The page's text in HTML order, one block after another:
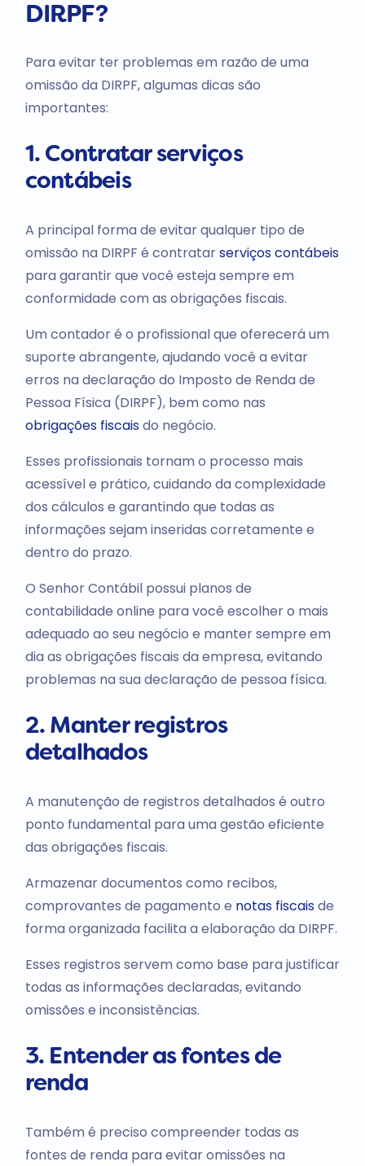
DIRPF?
Para evitar ter problemas em razão de uma
omissão da DIRPF, algumas dicas são
importantes:
1. Contratar serviços
contábeis
A principal forma de evitar qualquer tipo de
omissão na DIRPF é contratarserviços contábeis
para garantir que você esteja sempre em
conformidade com as obrigações fiscais.
Um contador é o profissional que oferecerá um
suporte abrangente, ajudando você a evitar
erros na declaração do Imposto de Renda de
Pessoa Física (DIRPF), bem como nas
obrigações fiscaisdo negócio.
Esses profissionais tornam o processo mais
acessível e prático, cuidando da complexidade
dos cálculos e garantindo que todas as
informações sejam inseridas corretamente e
dentro do prazo.
O Senhor Contábil possui planos de
contabilidade online para você escolher o mais
adequado ao seu negócio e manter sempre em
dia as obrigações fiscais da empresa, evitando
problemas na sua declaração de pessoa física.
2. Manter registros
detalhados
A manutenção de registros detalhados é outro
ponto fundamental para uma gestão eficiente
das obrigações fiscais.
Armazenar documentos como recibos,
comprovantes de pagamento e notas fiscaisde
forma organizada facilita a elaboração da DIRPF.
Esses registros servem como base para justificar
todas as informações declaradas, evitando
omissões e inconsistências.
3. Entender as fontes de
renda
Também é preciso compreender todas as
fontes de renda para evitar omissões na